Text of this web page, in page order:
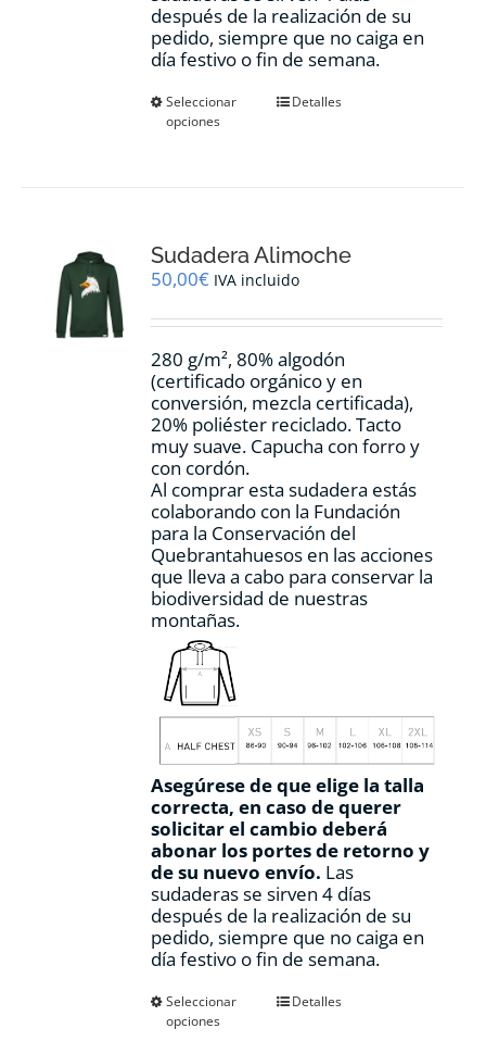
después de la realización de su
pedido, siempre que no caiga en
día festivo o fin de semana.
Seleccionar
opciones
Este
se
pueden
en
página
de
producto
Detalles
Sudadera Alimoche
50,00€ IVA incluido
280 g/m², 80% algodón
(certificado orgánico y en
conversión, mezcla certificada),
20% poliéster reciclado. Tacto
muy suave. Capucha con forro y
con cordón.
Al comprar esta sudadera estás
colaborando con la Fundación
para la Conservación del
Quebrantahuesos en las acciones
que lleva a cabo para conservar la
biodiversidad de nuestras
montañas.
Asegúrese de que elige la talla
correcta, en caso de querer
solicitar el cambio deberá
abonar los portes de retorno y
de su nuevo envío. Las
sudaderas se sirven 4 días
después de la realización de su
pedido, siempre que no caiga en
día festivo o fin de semana.
Seleccionar
opciones
EsteDetalles